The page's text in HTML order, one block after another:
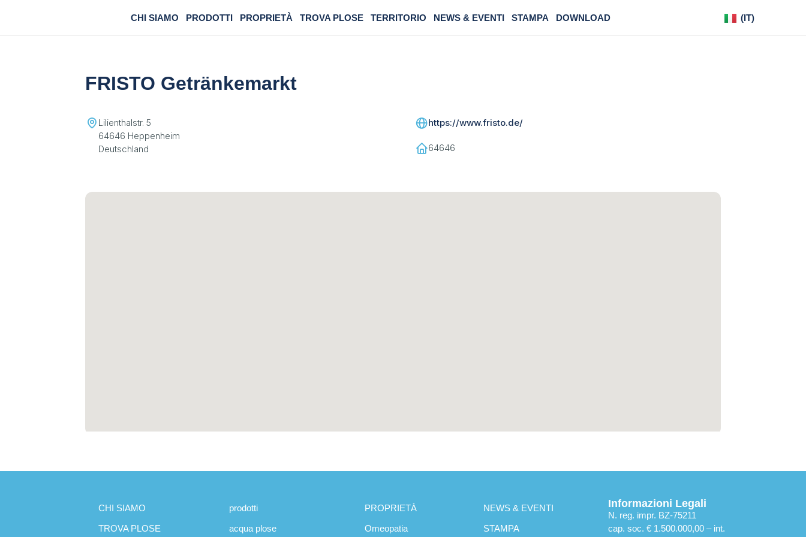
CHI SIAMO PRODOTTI PROPRIETÀ TROVA PLOSE TERRITORIO NEWS & EVENTI STAMPA DOWNLOAD (IT)
(DE)
FRISTO Getränkemarkt
Lilienthalstr. 5
64646 Heppenheim
Deutschland
https://www.fristo.de/
64646
CHI SIAMO
TROVA PLOSE
prodotti
acqua plose
PROPRIETÀ
Omeopatia
NEWS & EVENTI
STAMPA
Informazioni Legali
N. reg. impr. BZ-75211
cap. soc. € 1.500.000,00 – int.